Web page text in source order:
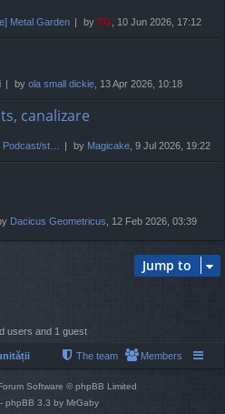
Metal Garden by TG , 10 Jun 2026, 17:12
by ola small dickie , 13 Apr 2026, 10:18
canalizare
Podcast/st… by Magicake , 9 Jul 2026, 19:22
Dacicus Geometricus , 12 Feb 2026, 03:39
Jump to
users and 1 guest
Members
The team
Software © phpBB Limited
- phpBB 3.3 by MrGaby